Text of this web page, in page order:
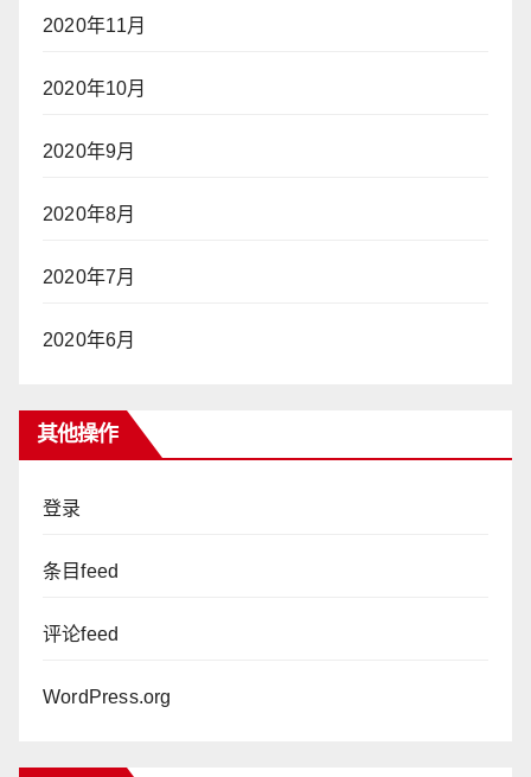
2020年11月
2020年10月
2020年9月
2020年8月
2020年7月
2020年6月
其他操作
登录
条目feed
评论feed
WordPress.org